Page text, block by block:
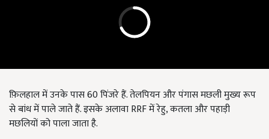
फ़िलहाल में उनके पास 60 पिंजरे हैं. तेलपियन और पंगास मछली मुख्य रूप
से बांध में पाले जाते हैं. इसके अलावा RRF में रेहु, कतला और पहाड़ी
मछलियों को पाला जाता है.